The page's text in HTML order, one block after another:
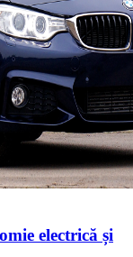
electrică și